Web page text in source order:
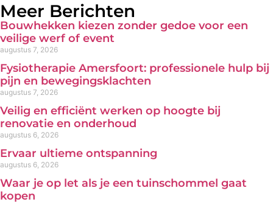
Meer Berichten
Bouwhekken kiezen zonder gedoe voor een
veilige werf of event
augustus 7, 2026
Fysiotherapie Amersfoort: professionele hulp bij
pijn en bewegingsklachten
augustus 7, 2026
Veilig en efficiënt werken op hoogte bij
renovatie en onderhoud
augustus 6, 2026
Ervaar ultieme ontspanning
augustus 6, 2026
Waar je op let als je een tuinschommel gaat
kopen